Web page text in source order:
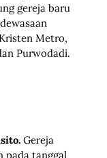
gereja baru
Metro,
Purwodadi.
Gereja
pada tanggal